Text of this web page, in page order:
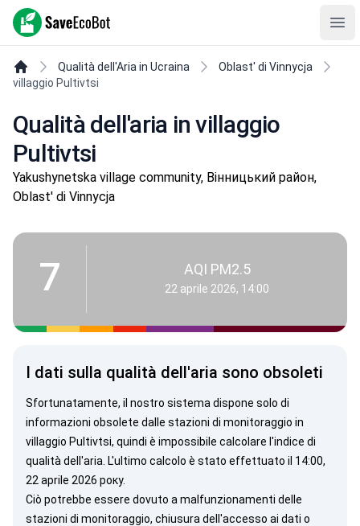
SaveEcoBot
Qualità dell'Aria in Ucraina
Oblast' di Vinnycja
villaggio Pultivtsi
Qualità dell'aria in villaggio
Pultivtsi
Yakushynetska village community, Вінницький район,
Oblast' di Vinnycja
7 AQI PM2.5
22 aprile 2026, 14:00
I dati sulla qualità dell'aria sono obsoleti
Sfortunatamente, il nostro sistema dispone solo di
informazioni obsolete dalle stazioni di monitoraggio in
villaggio Pultivtsi, quindi è impossibile calcolare l'indice di
qualità dell'aria. L'ultimo calcolo è stato effettuato il 14:00,
22 aprile 2026 року.
Ciò potrebbe essere dovuto a malfunzionamenti delle
stazioni di monitoraggio, chiusura dell'accesso ai dati o